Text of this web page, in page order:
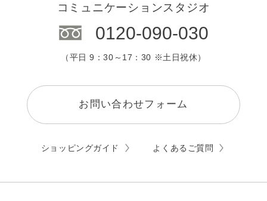
コミュニケーションスタジオ
0120-090-030
（平日 9：30～17：30 ※土日祝休）
お問い合わせフォーム
ショッピングガイド よくあるご質問